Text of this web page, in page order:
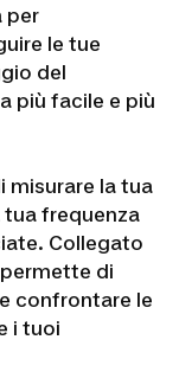
per
le tue
del
più facile e più
misurare la tua
frequenza
Collegato
di
confrontare le
i tuoi